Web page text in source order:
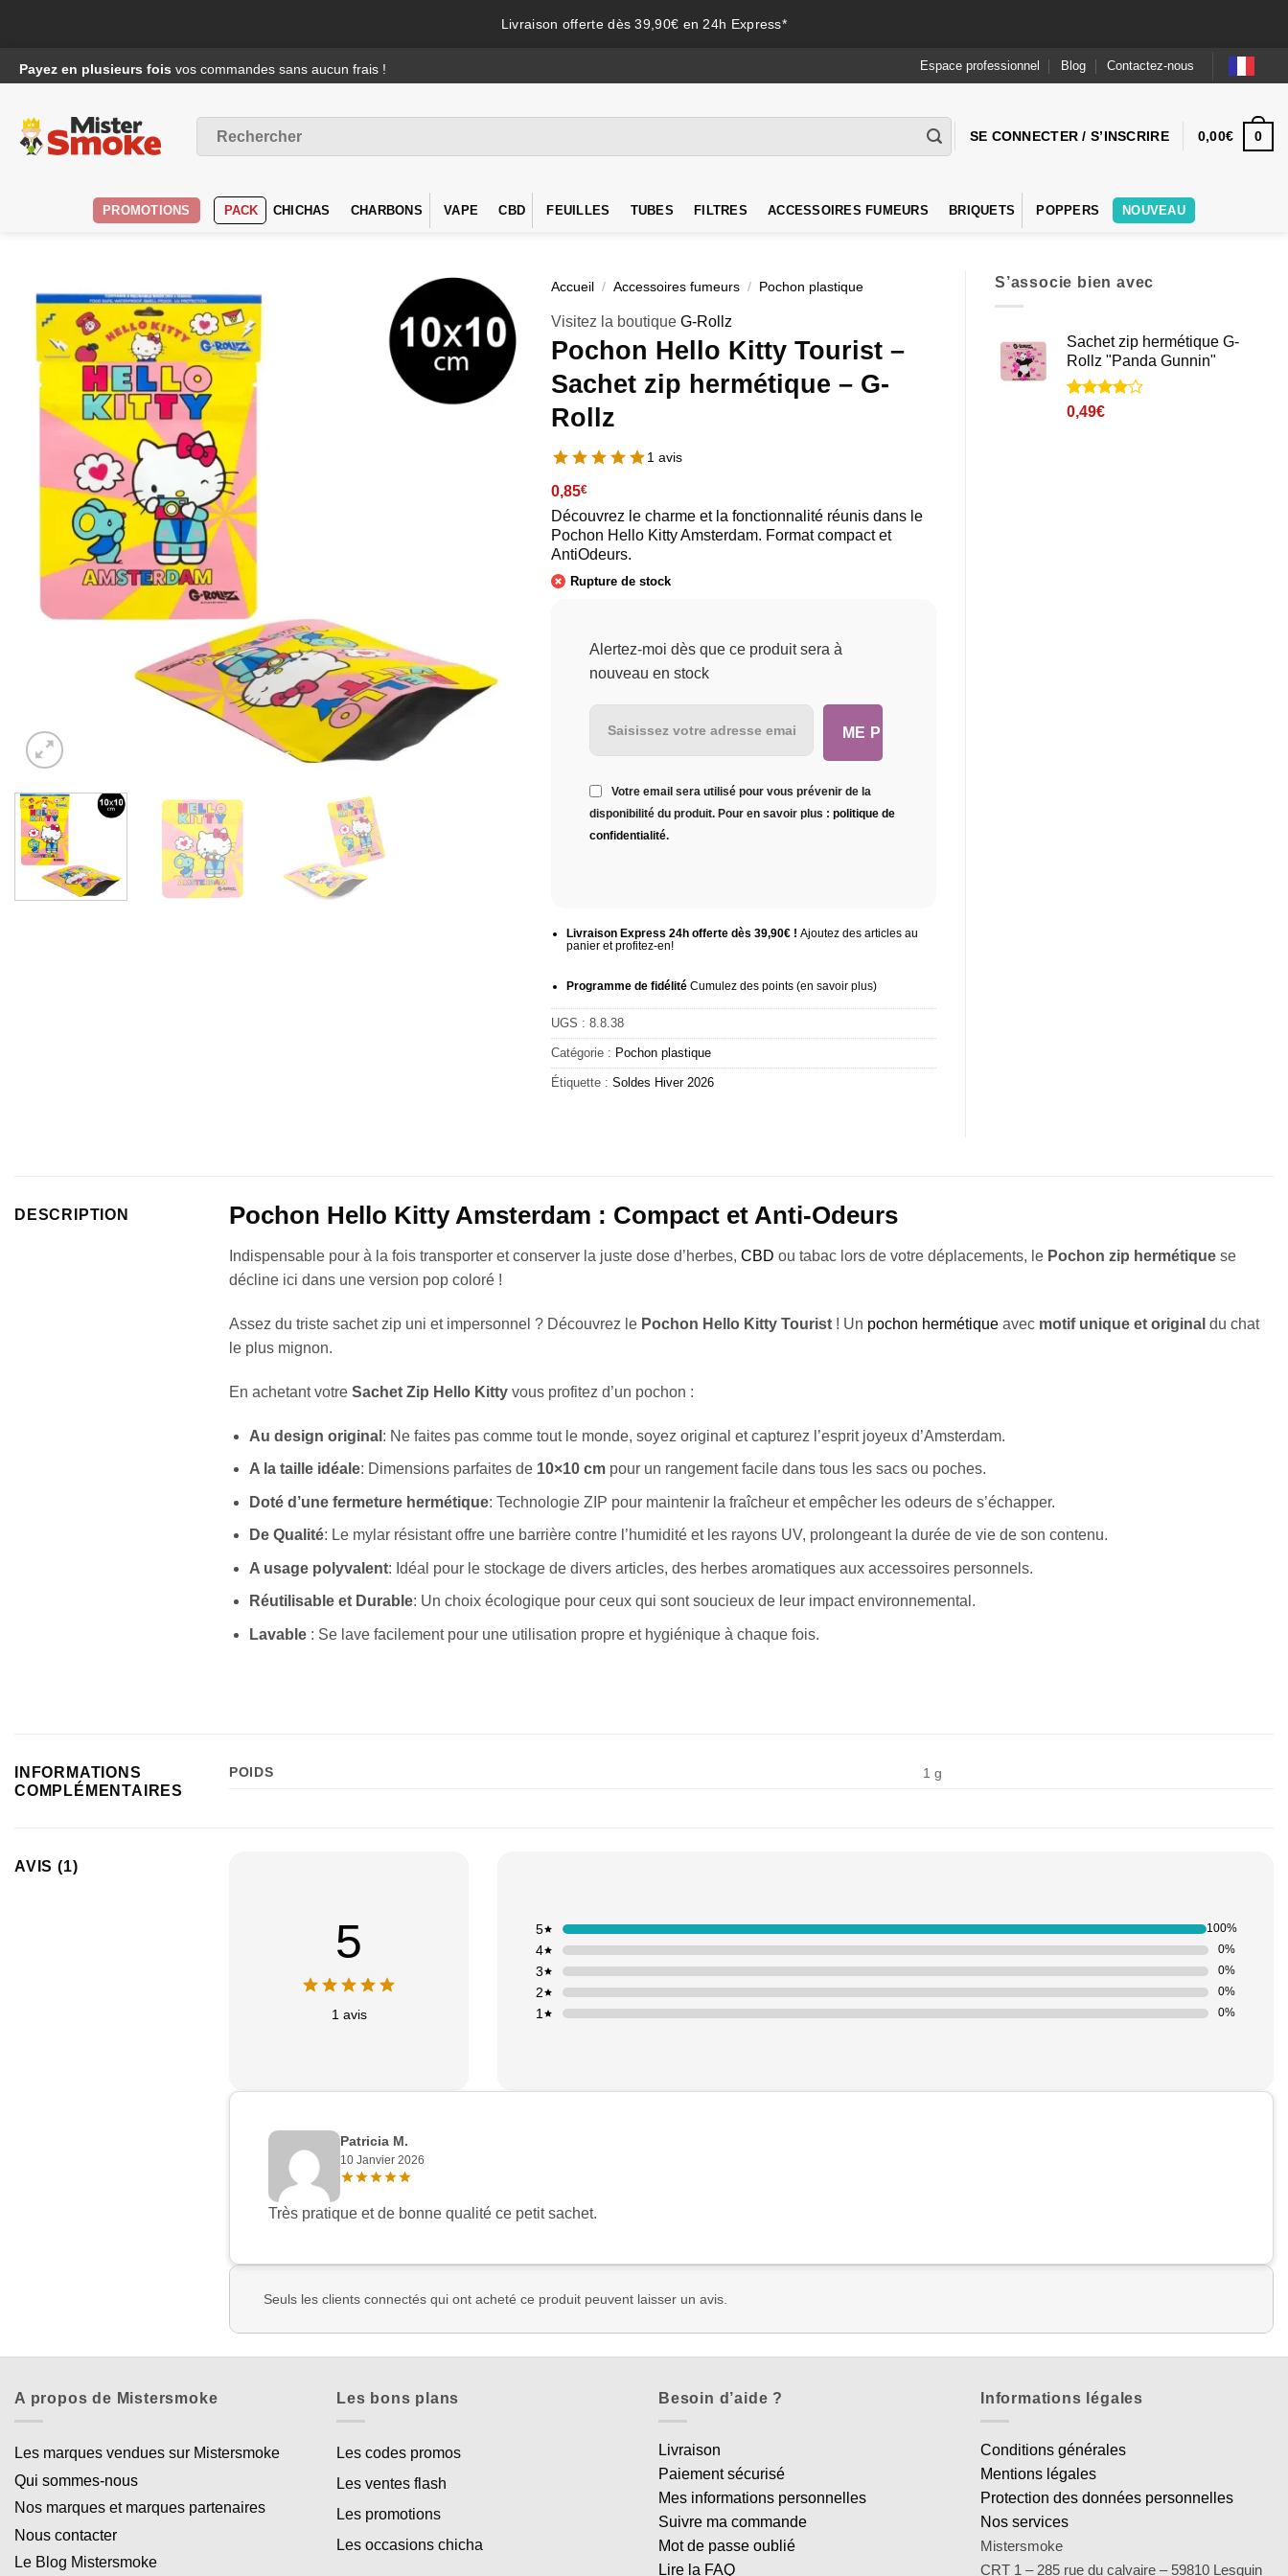
Livraison offerte dès 39,90€ en 24h Express*
au
Payez en plusieurs fois vos commandes sans aucun frais ! Espace professionnel Blog Contactez-nous
pour :
SE CONNECTER / S’INSCRIRE 0,00€ 0
PROMOTIONS PACK CHICHAS CHARBONS VAPE CBD FEUILLES TUBES FILTRES ACCESSOIRES FUMEURS BRIQUETS POPPERS NOUVEAU
Accueil / Accessoires fumeurs / Pochon plastique
Visitez la boutique G-Rollz
Pochon Hello Kitty Tourist –
Sachet zip hermétique – G-
Rollz
1 avis
0,85€
Découvrez le charme et la fonctionnalité réunis dans le
Pochon Hello Kitty Amsterdam. Format compact et
AntiOdeurs.
Rupture de stock
Alertez-moi dès que ce produit sera à
nouveau en stock
Votre email sera utilisé pour vous prévenir de la
disponibilité du produit. Pour en savoir plus : politique de
confidentialité.
Livraison Express 24h offerte dès 39,90€ ! Ajoutez des articles au
panier et profitez-en!
Programme de fidélitéCumulez des points (en savoir plus)
UGS : 8.8.38
Catégorie : Pochon plastique
Étiquette : Soldes Hiver 2026
S’associe bien avec
Sachet zip hermétique G-
Rollz "Panda Gunnin"
Noté4
sur 5
1
0,49€
DESCRIPTION Pochon Hello Kitty Amsterdam : Compact et Anti-Odeurs
Indispensable pour à la fois transporter et conserver la juste dose d’herbes, CBD ou tabac lors de votre déplacements, le Pochon zip hermétique se
décline ici dans une version pop coloré !
Assez du triste sachet zip uni et impersonnel ? Découvrez le Pochon Hello Kitty Tourist ! Un pochon hermétique avec motif unique et original du chat
le plus mignon.
En achetant votre Sachet Zip Hello Kitty vous profitez d’un pochon :
Au design original : Ne faites pas comme tout le monde, soyez original et capturez l’esprit joyeux d’Amsterdam.
A la taille idéale: Dimensions parfaites de 10×10 cmpour un rangement facile dans tous les sacs ou poches.
Doté d’une fermeture hermétique: Technologie ZIP pour maintenir la fraîcheur et empêcher les odeurs de s’échapper.
De Qualité: Le mylar résistant offre une barrière contre l’humidité et les rayons UV, prolongeant la durée de vie de son contenu.
A usage polyvalent: Idéal pour le stockage de divers articles, des herbes aromatiques aux accessoires personnels.
Réutilisable et Durable: Un choix écologique pour ceux qui sont soucieux de leur impact environnemental.
Lavable: Se lave facilement pour une utilisation propre et hygiénique à chaque fois.
INFORMATIONS
COMPLÉMENTAIRES
POIDS 1 g
AVIS (1)
5
1 avis 1 0%
2 0%
3 0%
4 0%
5 100%
Patricia M.
10 Janvier 2026
Très pratique et de bonne qualité ce petit sachet.
Seuls les clients connectés qui ont acheté ce produit peuvent laisser un avis.
A propos de Mistersmoke
Les marques vendues sur Mistersmoke
Qui sommes-nous
Nos marques et marques partenaires
Nous contacter
Le Blog Mistersmoke
Les bons plans
Les codes promos
Les ventes flash
Les promotions
Les occasions chicha
Besoin d’aide ?
Livraison
Paiement sécurisé
Mes informations personnelles
Suivre ma commande
Mot de passe oublié
Lire la FAQ
Informations légales
Conditions générales
Mentions légales
Protection des données personnelles
Nos services
Mistersmoke
CRT 1 – 285 rue du calvaire – 59810 Lesquin